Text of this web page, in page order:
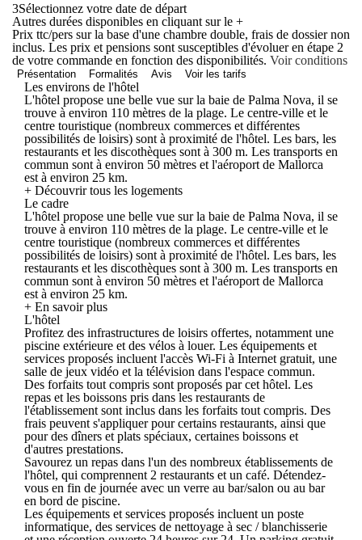
3Sélectionnez votre date de départ
Autres durées disponibles en cliquant sur le +
Prix ttc/pers sur la base d'une chambre double, frais de dossier non
inclus. Les prix et pensions sont susceptibles d'évoluer en étape 2
de votre commande en fonction des disponibilités. Voir conditions
Présentation Formalités Avis Voir les tarifs
Les environs de l'hôtel
L'hôtel propose une belle vue sur la baie de Palma Nova, il se
trouve à environ 110 mètres de la plage. Le centre-ville et le
centre touristique (nombreux commerces et différentes
possibilités de loisirs) sont à proximité de l'hôtel. Les bars, les
restaurants et les discothèques sont à 300 m. Les transports en
commun sont à environ 50 mètres et l'aéroport de Mallorca
est à environ 25 km.
+ Découvrir tous les logements
Le cadre
L'hôtel propose une belle vue sur la baie de Palma Nova, il se
trouve à environ 110 mètres de la plage. Le centre-ville et le
centre touristique (nombreux commerces et différentes
possibilités de loisirs) sont à proximité de l'hôtel. Les bars, les
restaurants et les discothèques sont à 300 m. Les transports en
commun sont à environ 50 mètres et l'aéroport de Mallorca
est à environ 25 km.
+ En savoir plus
L'hôtel
Profitez des infrastructures de loisirs offertes, notamment une
piscine extérieure et des vélos à louer. Les équipements et
services proposés incluent l'accès Wi-Fi à Internet gratuit, une
salle de jeux vidéo et la télévision dans l'espace commun.
Des forfaits tout compris sont proposés par cet hôtel. Les
repas et les boissons pris dans les restaurants de
l'établissement sont inclus dans les forfaits tout compris. Des
frais peuvent s'appliquer pour certains restaurants, ainsi que
pour des dîners et plats spéciaux, certaines boissons et
d'autres prestations.
Savourez un repas dans l'un des nombreux établissements de
l'hôtel, qui comprennent 2 restaurants et un café. Détendez-
vous en fin de journée avec un verre au bar/salon ou au bar
en bord de piscine.
Les équipements et services proposés incluent un poste
informatique, des services de nettoyage à sec / blanchisserie